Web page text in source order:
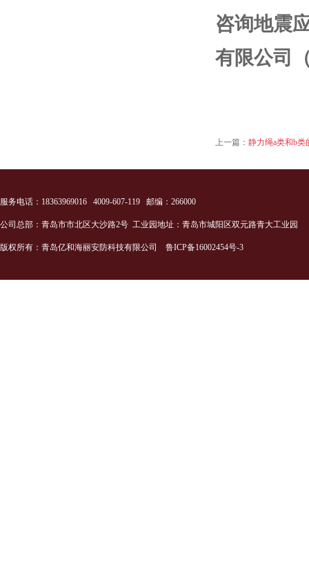
咨询地震
有限公司
上一篇： 静力绳a类和b类
服务电话：18363969016 4009-607-119 邮编：266000
公司总部：青岛市市北区大沙路2号 工业园地址：青岛市城阳区双元路青大工业园
版权所有：青岛亿和海丽安防科技有限公司 鲁ICP备16002454号-3